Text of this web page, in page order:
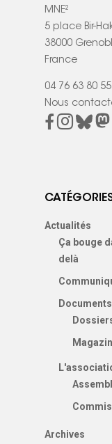
MNE²
5 place Bir-
38000
France
04 76 63 80 55
Nous
Actualités
Ça bouge
delà
Documents
Archives